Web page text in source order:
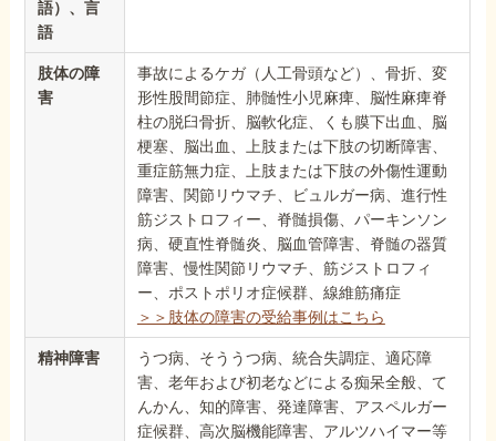
語）、言
語
肢体の障
害
事故によるケガ（人工骨頭など）、骨折、変
形性股間節症、肺髄性小児麻痺、脳性麻痺脊
柱の脱臼骨折、脳軟化症、くも膜下出血、脳
梗塞、脳出血、上肢または下肢の切断障害、
重症筋無力症、上肢または下肢の外傷性運動
障害、関節リウマチ、ビュルガー病、進行性
筋ジストロフィー、脊髄損傷、パーキンソン
病、硬直性脊髄炎、脳血管障害、脊髄の器質
障害、慢性関節リウマチ、筋ジストロフィ
ー、ポストポリオ症候群、線維筋痛症
＞＞肢体の障害の受給事例はこちら
精神障害
うつ病、そううつ病、統合失調症、適応障
害、老年および初老などによる痴呆全般、て
んかん、知的障害、発達障害、アスペルガー
症候群、高次脳機能障害、アルツハイマー等